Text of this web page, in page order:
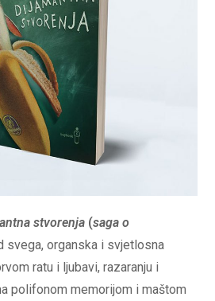
stvorenja (saga o
svega, organska i svjetlosna
ratu i ljubavi, razaranju i
polifonom memorijom i maštom